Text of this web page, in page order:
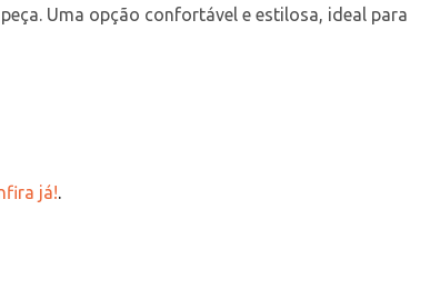
Uma opção confortável e estilosa, ideal para
já!.